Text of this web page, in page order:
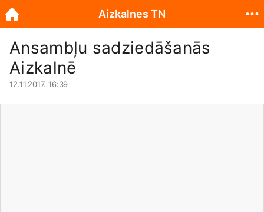
Ansambļu sadziedāšanās
Aizkalnē
12.11.2017. 16:39
Aizkalnes TN